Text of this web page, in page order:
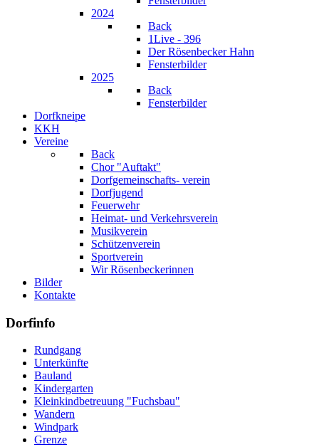
2024
Back
1Live - 396
Der Rösenbecker Hahn
Fensterbilder
2025
Back
Fensterbilder
Dorfkneipe
KKH
Vereine
Back
Chor "Auftakt"
Dorfgemeinschafts- verein
Dorfjugend
Feuerwehr
Heimat- und Verkehrsverein
Musikverein
Schützenverein
Sportverein
Wir Rösenbeckerinnen
Bilder
Kontakte
Dorfinfo
Rundgang
Unterkünfte
Bauland
Kindergarten
Kleinkindbetreuung "Fuchsbau"
Wandern
Windpark
Grenze